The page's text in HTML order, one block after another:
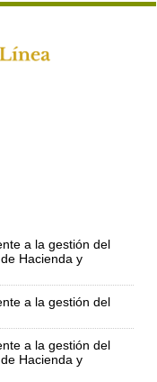
a la gestión del
Hacienda y
a la gestión del
a la gestión del
Hacienda y